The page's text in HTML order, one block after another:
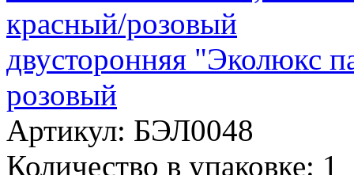
двусторонняя "Эколюкс
розовый
Артикул: БЭЛ0048
Количество в упаковке: 1